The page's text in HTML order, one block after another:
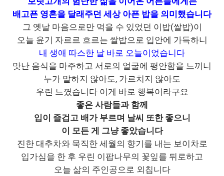
배고픈 영혼을 달래주던 세상 아픈 밥을 의미했습니다
그 옛날 마음으로만 먹을 수 있었던 이밥(쌀밥)이
오늘 윤기 자르르 흐르는 쌀밥으로 입안에 가득하니
내 생애 따스한 날 바로 오늘이었습니다
맛난 음식을 마주하고 서로의 얼굴에 평안함을 느끼니
누가 말하지 않아도, 가르치지 않아도
우린 느꼈습니다 이게 바로 행복이라구요
좋은 사람들과 함께
입이 즐겁고 배가 부르며 날씨 또한 좋으니
이 모든 게 그냥 좋았습니다
진한 대추차와 묵직한 세월의 향기를 내는 보이차로
입가심을 한 후 우린 이팝나무의 꽃잎를 뒤로하고
오늘 삶의 주인공으로 외칩니다